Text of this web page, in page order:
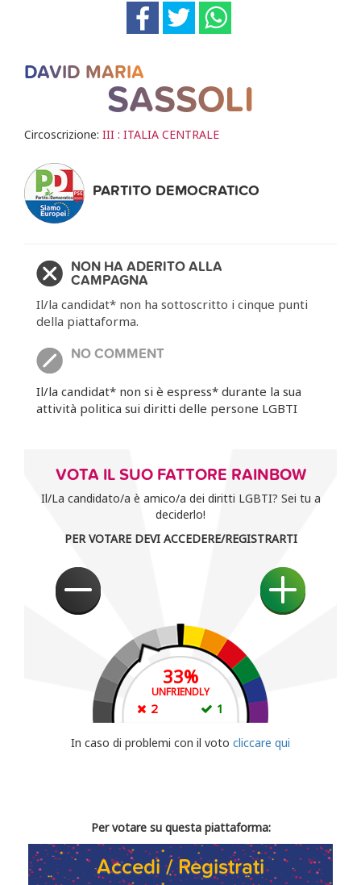
DAVID MARIA
SASSOLI
Circoscrizione: III : ITALIA CENTRALE
PARTITO DEMOCRATICO
NON HA ADERITO ALLA
CAMPAGNA
Il/la candidat* non ha sottoscritto i cinque punti
della piattaforma.
NO COMMENT
Il/la candidat* non si è espress* durante la sua
attività politica sui diritti delle persone LGBTI
VOTA IL SUO FATTORE RAINBOW
Il/La candidato/a è amico/a dei diritti LGBTI? Sei tu a
deciderlo!
PER VOTARE DEVI ACCEDERE/REGISTRARTI
33%
UNFRIENDLY
2 1
CONDIVIDI IL TUO VOTO
In caso di problemi con il voto cliccare qui
Per votare su questa piattaforma:
Accedi / Registrati